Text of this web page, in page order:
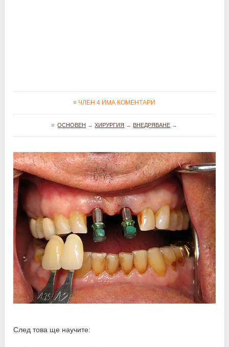
≡ ЧЛЕН 4 ИМА КОМЕНТАРИ
≡ОСНОВЕН →ХИРУРГИЯ → ВНЕДРЯВАНЕ →
След това ще научите: